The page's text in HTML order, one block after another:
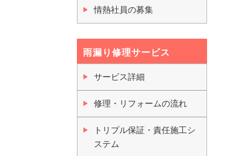
情熱社員の募集
雨漏り修理サービス
サービス詳細
修理・リフォームの流れ
トリプル保証・責任施工シ
ステム